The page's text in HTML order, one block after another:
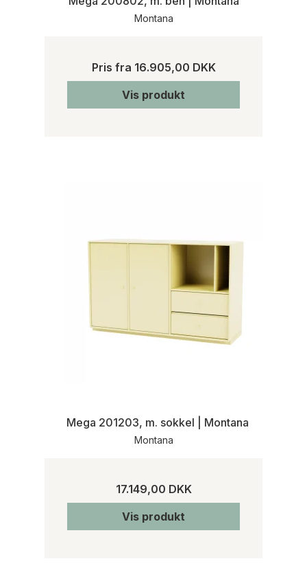
Montana
Pris fra 16.905,00 DKK
Vis produkt
Mega 201203, m. sokkel | Montana
Montana
17.149,00 DKK
Vis produkt